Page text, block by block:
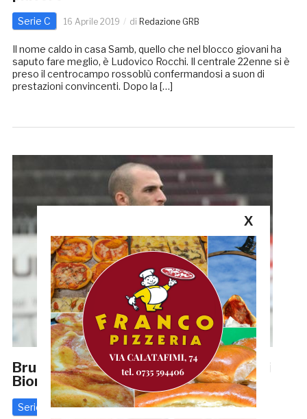
Serie C 16 Aprile 2019 di Redazione GRB
Il nome caldo in casa Samb, quello che nel blocco giovani ha
saputo fare meglio, è Ludovico Rocchi. Il centrale 22enne si è
preso il centrocampo rossoblù confermandosi a suon di
prestazioni convincenti. Dopo la […]
Brutte notizie per la Samb: squalificati
Biondi e Gelonese
Serie C 15 Aprile 2019 diRedazione GRB
X